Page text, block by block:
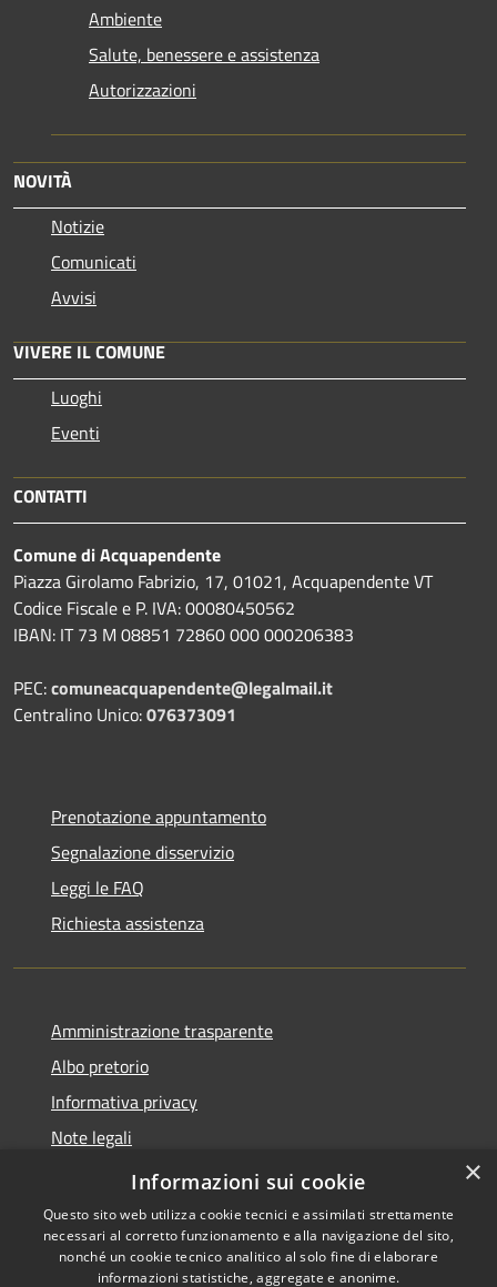
Ambiente
Salute, benessere e assistenza
Autorizzazioni
NOVITÀ
Notizie
Comunicati
Avvisi
VIVERE IL COMUNE
Luoghi
Eventi
CONTATTI
Comune di Acquapendente
Piazza Girolamo Fabrizio, 17, 01021, Acquapendente VT
Codice Fiscale e P. IVA: 00080450562
IBAN: IT 73 M 08851 72860 000 000206383
PEC:comuneacquapendente@legalmail.it
Centralino Unico:076373091
Prenotazione appuntamento
Segnalazione disservizio
Leggi le FAQ
Richiesta assistenza
Amministrazione trasparente
Albo pretorio
Informativa privacy
Note legali
Dichiarazione di accessibilità
×
Informazioni sui cookie
Questo sito web utilizza cookie tecnici e assimilati strettamente
necessari al corretto funzionamento e alla navigazione del sito,
nonché un cookie tecnico analitico al solo fine di elaborare
informazioni statistiche, aggregate e anonime.